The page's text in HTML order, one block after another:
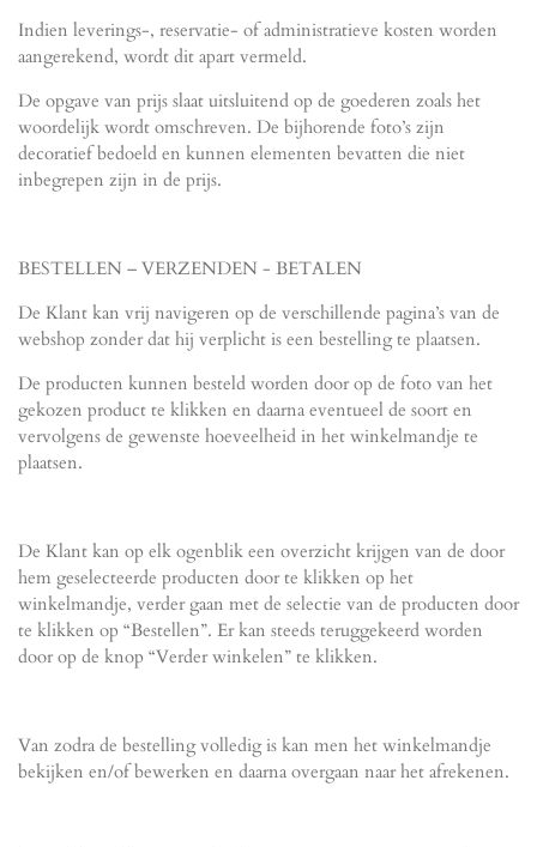
Indien leverings-, reservatie- of administratieve kosten worden
aangerekend, wordt dit apart vermeld.
De opgave van prijs slaat uitsluitend op de goederen zoals het
woordelijk wordt omschreven. De bijhorende foto’s zijn
decoratief bedoeld en kunnen elementen bevatten die niet
inbegrepen zijn in de prijs.
BESTELLEN – VERZENDEN - BETALEN
De Klant kan vrij navigeren op de verschillende pagina’s van de
webshop zonder dat hij verplicht is een bestelling te plaatsen.
De producten kunnen besteld worden door op de foto van het
gekozen product te klikken en daarna eventueel de soort en
vervolgens de gewenste hoeveelheid in het winkelmandje te
plaatsen.
De Klant kan op elk ogenblik een overzicht krijgen van de door
hem geselecteerde producten door te klikken op het
winkelmandje, verder gaan met de selectie van de producten door
te klikken op “Bestellen”. Er kan steeds teruggekeerd worden
door op de knop “Verder winkelen” te klikken.
Van zodra de bestelling volledig is kan men het winkelmandje
bekijken en/of bewerken en daarna overgaan naar het afrekenen.